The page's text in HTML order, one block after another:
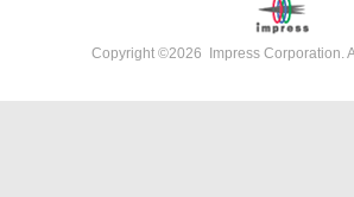
Copyright ©2026 Impress Corporation.